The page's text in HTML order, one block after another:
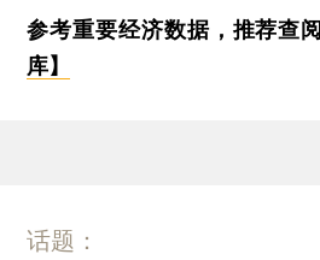
参考重要经济数据，推荐查阅
库】
话题：